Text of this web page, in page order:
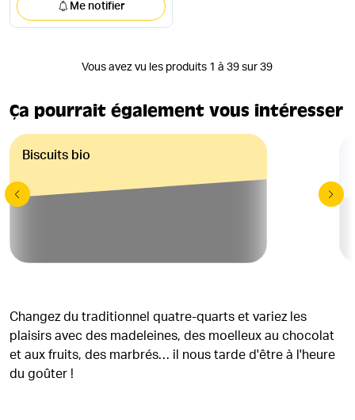
Me notifier
Vous avez vu les produits 1 à 39 sur 39
Ça pourrait également vous intéresser
Biscuits bio
Changez du traditionnel quatre-quarts et variez les
plaisirs avec des madeleines, des moelleux au chocolat
et aux fruits, des marbrés… il nous tarde d'être à l'heure
du goûter !